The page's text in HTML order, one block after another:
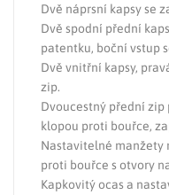
Dvě náprsní kapsy se
Dvě spodní přední
patentku, boční vstup
Dvě vnitřní kapsy,
zip.
Dvoucestný přední
klopou proti bouřce,
Nastavitelné manžety
proti bouřce s otvory
Kapkovitý ocas a